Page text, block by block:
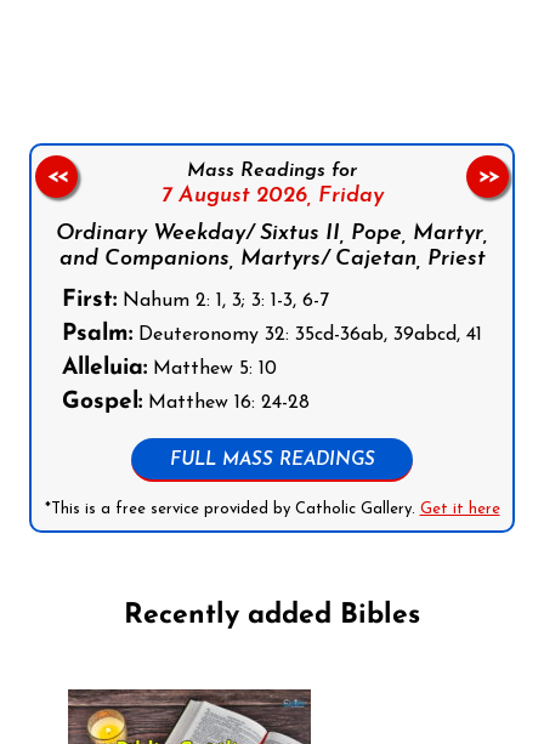
Mass Readings for
7 August 2026, Friday
Ordinary Weekday/ Sixtus II, Pope, Martyr,
and Companions, Martyrs/ Cajetan, Priest
First: Nahum 2: 1, 3; 3: 1-3, 6-7
Psalm: Deuteronomy 32: 35cd-36ab, 39abcd, 41
Alleluia: Matthew 5: 10
Gospel: Matthew 16: 24-28
FULL MASS READINGS
*This is a free service provided by Catholic Gallery. Get it here
<< >>
Recently added Bibles